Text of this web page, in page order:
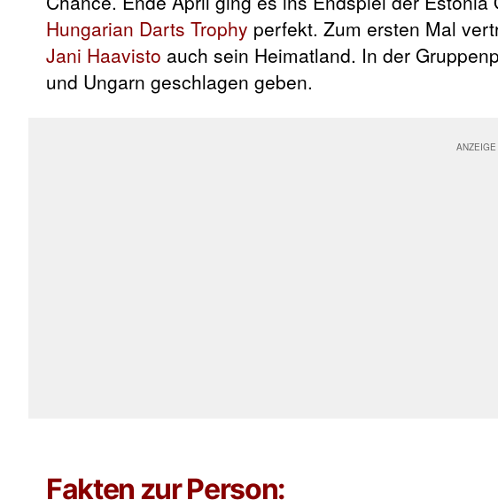
Hungarian Darts Trophy perfekt. Zum ersten Mal
Jani Haavisto auch sein Heimatland. In der
und Ungarn geschlagen geben.
Fakten zur Person: